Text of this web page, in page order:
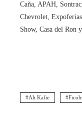
Caña, APAH,
Chevrolet,
Show, Casa del Ron
Ali Kafie